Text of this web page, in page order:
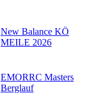
New Balance KÖ
MEILE 2026
EMORRC Masters
Berglauf